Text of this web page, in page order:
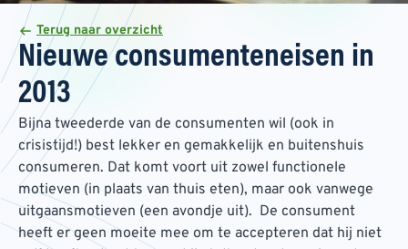
Terug naar overzicht
Nieuwe consumenteneisen in
2013
Bijna tweederde van de consumenten wil (ook in
crisistijd!) best lekker en gemakkelijk en buitenshuis
consumeren. Dat komt voort uit zowel functionele
motieven (in plaats van thuis eten), maar ook vanwege
uitgaansmotieven (een avondje uit). De consument
heeft er geen moeite mee om te accepteren dat hij niet